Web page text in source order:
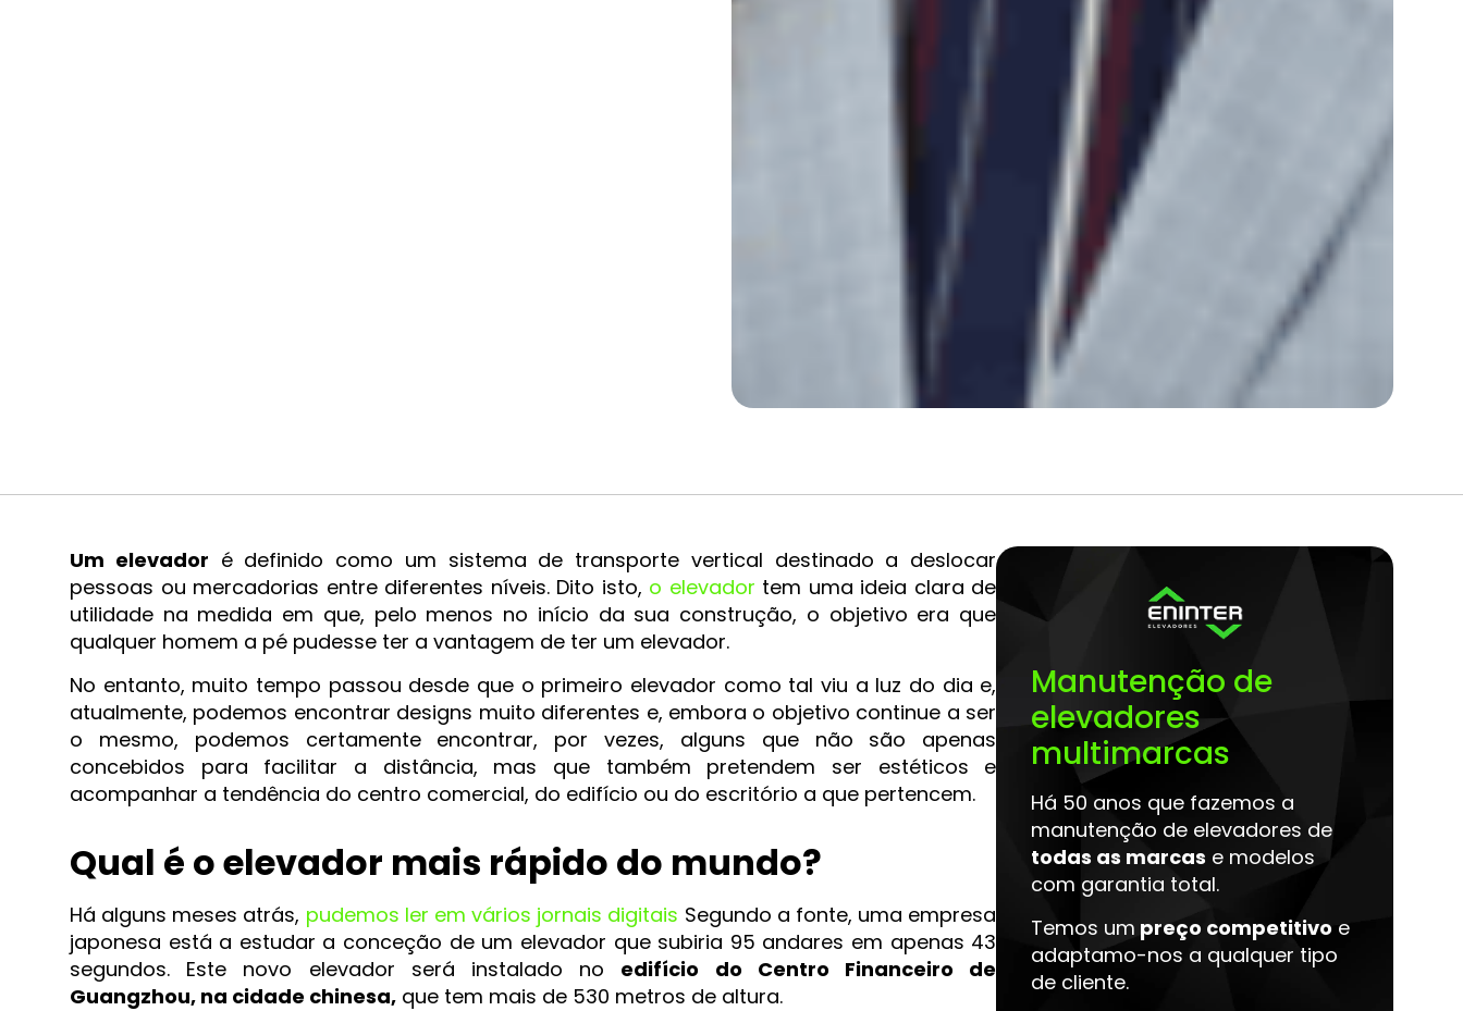
Um elevador é definido como um sistema de transporte vertical destinado a deslocar
pessoas ou mercadorias entre diferentes níveis. Dito isto, o elevador tem uma ideia clara de
utilidade na medida em que, pelo menos no início da sua construção, o objetivo era que
qualquer homem a pé pudesse ter a vantagem de ter um elevador.
No entanto, muito tempo passou desde que o primeiro elevador como tal viu a luz do dia e,
atualmente, podemos encontrar designs muito diferentes e, embora o objetivo continue a ser
o mesmo, podemos certamente encontrar, por vezes, alguns que não são apenas
concebidos para facilitar a distância, mas que também pretendem ser estéticos e
acompanhar a tendência do centro comercial, do edifício ou do escritório a que pertencem.
Qual é o elevador mais rápido do mundo?
Há alguns meses atrás, pudemos ler em vários jornais digitais Segundo a fonte, uma empresa
japonesa está a estudar a conceção de um elevador que subiria 95 andares em apenas 43
segundos. Este novo elevador será instalado no edifício do Centro Financeiro de
Guangzhou, na cidade chinesa, que tem mais de 530 metros de altura.
Manutenção de
elevadores
multimarcas
Há 50 anos que fazemos a
manutenção de elevadores de
todas as marcas e modelos
com garantia total.
Temos um preço competitivo e
adaptamo-nos a qualquer tipo
de cliente.